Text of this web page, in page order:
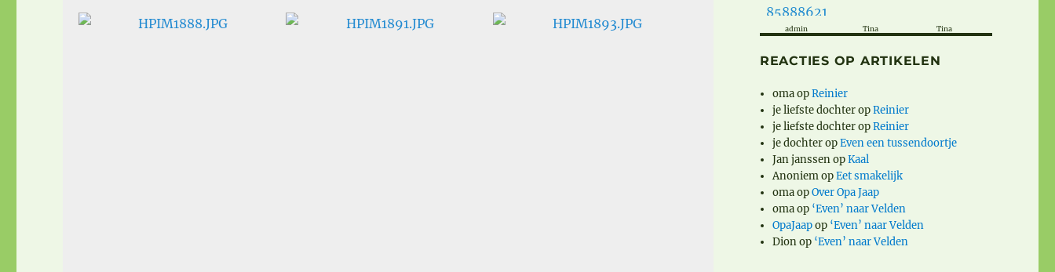
admin Tina Tina
REACTIES OP ARTIKELEN
omaopReinier
je liefste dochteropReinier
je liefste dochteropReinier
je dochteropEven een tussendoortje
Jan janssenopKaal
AnoniemopEet smakelijk
omaopOver Opa Jaap
omaop ‘Even’ naar Velden
OpaJaapop ‘Even’ naar Velden
Dionop ‘Even’ naar Velden